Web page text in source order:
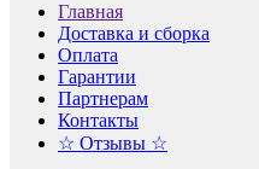
Главная
Доставка и сборка
Оплата
Гарантии
Партнерам
Контакты
☆ Отзывы ☆